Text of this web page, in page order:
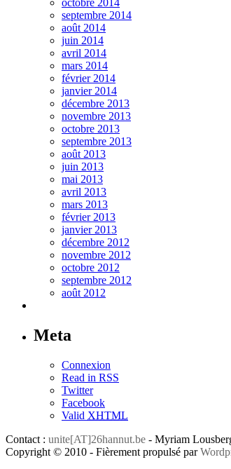
octobre 2014
septembre 2014
août 2014
juin 2014
avril 2014
mars 2014
février 2014
janvier 2014
décembre 2013
novembre 2013
octobre 2013
septembre 2013
août 2013
juin 2013
mai 2013
avril 2013
mars 2013
février 2013
janvier 2013
décembre 2012
novembre 2012
octobre 2012
septembre 2012
août 2012
Meta
Connexion
Read in RSS
Twitter
Facebook
Valid XHTML
Contact : unite[AT]26hannut.be - Myriam
Copyright © 2010 - Fièrement propulsé par